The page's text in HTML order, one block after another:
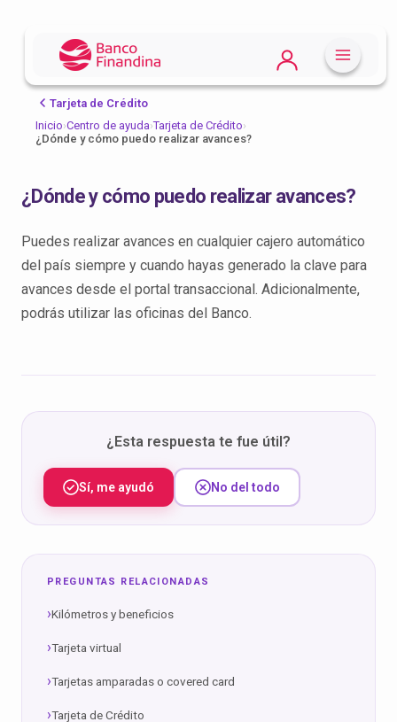
Tarjeta de Crédito
Inicio›Centro de ayuda›Tarjeta de Crédito›
¿Dónde y cómo puedo realizar avances?
¿Dónde y cómo puedo realizar avances?
Puedes realizar avances en cualquier cajero automático
del país siempre y cuando hayas generado la clave para
avances desde el portal transaccional. Adicionalmente,
podrás utilizar las oficinas del Banco.
¿Esta respuesta te fue útil?
Sí, me ayudó No del todo
PREGUNTAS RELACIONADAS
Kilómetros y beneficios
Tarjeta virtual
Tarjetas amparadas o covered card
Tarjeta de Crédito